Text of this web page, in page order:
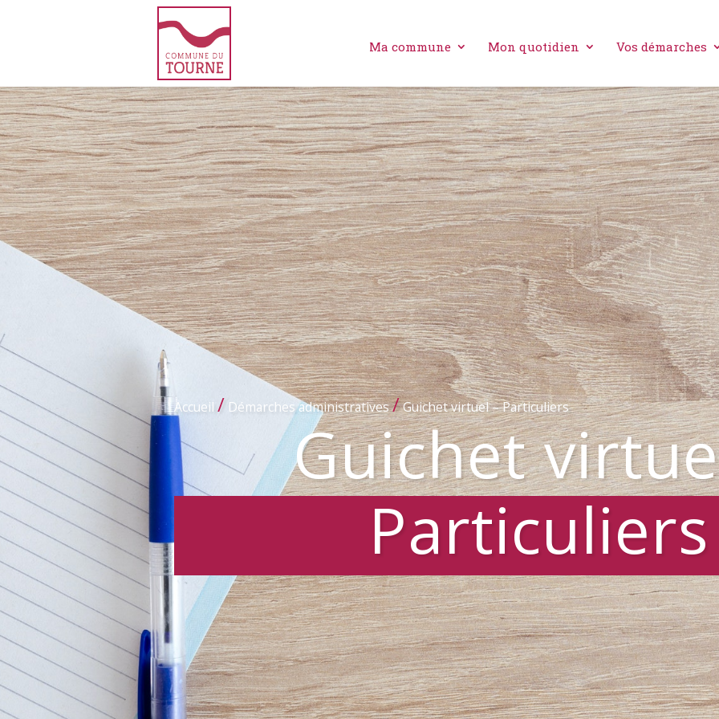
Ma commune Mon quotidien Vos démarches
Accueil / Démarches administratives/Guichet virtuel – Particuliers
Guichet
Particuliers